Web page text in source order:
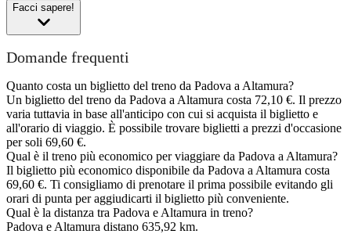
Facci sapere!
Domande frequenti
Quanto costa un biglietto del treno da Padova a Altamura?
Un biglietto del treno da Padova a Altamura costa 72,10 €. Il prezzo
varia tuttavia in base all'anticipo con cui si acquista il biglietto e
all'orario di viaggio. È possibile trovare biglietti a prezzi d'occasione
per soli 69,60 €.
Qual è il treno più economico per viaggiare da Padova a Altamura?
Il biglietto più economico disponibile da Padova a Altamura costa
69,60 €. Ti consigliamo di prenotare il prima possibile evitando gli
orari di punta per aggiudicarti il biglietto più conveniente.
Qual è la distanza tra Padova e Altamura in treno?
Padova e Altamura distano 635,92 km.